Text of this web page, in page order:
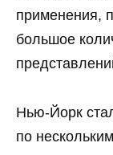
применения,
большое
Нью-Йорк
по